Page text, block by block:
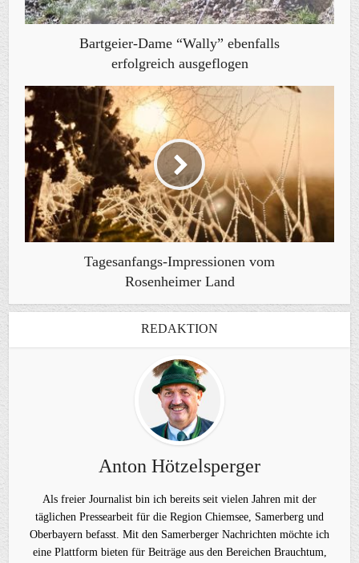
Bartgeier-Dame “Wally” ebenfalls
erfolgreich ausgeflogen
Tagesanfangs-Impressionen vom
Rosenheimer Land
REDAKTION
Anton Hötzelsperger
Als freier Journalist bin ich bereits seit vielen Jahren mit der
täglichen Pressearbeit für die Region Chiemsee, Samerberg und
Oberbayern befasst. Mit den Samerberger Nachrichten möchte ich
eine Plattform bieten für Beiträge aus den Bereichen Brauchtum,